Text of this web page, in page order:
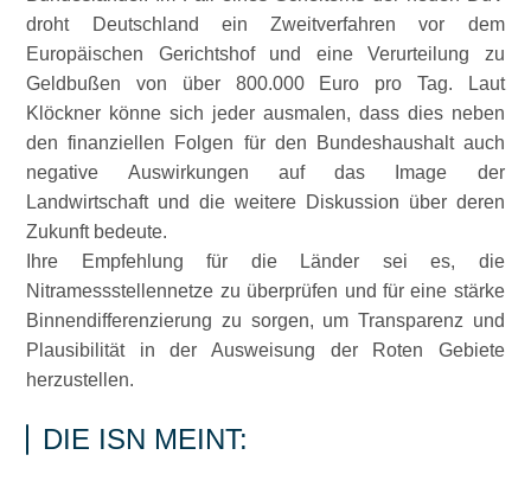
droht Deutschland ein Zweitverfahren vor dem
Europäischen Gerichtshof und eine Verurteilung zu
Geldbußen von über 800.000 Euro pro Tag. Laut
Klöckner könne sich jeder ausmalen, dass dies neben
den finanziellen Folgen für den Bundeshaushalt auch
negative Auswirkungen auf das Image der
Landwirtschaft und die weitere Diskussion über deren
Zukunft bedeute.
Ihre Empfehlung für die Länder sei es, die
Nitramessstellennetze zu überprüfen und für eine stärke
Binnendifferenzierung zu sorgen, um Transparenz und
Plausibilität in der Ausweisung der Roten Gebiete
herzustellen.
DIE ISN MEINT: